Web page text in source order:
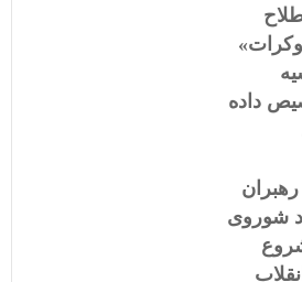
داده
شوروی